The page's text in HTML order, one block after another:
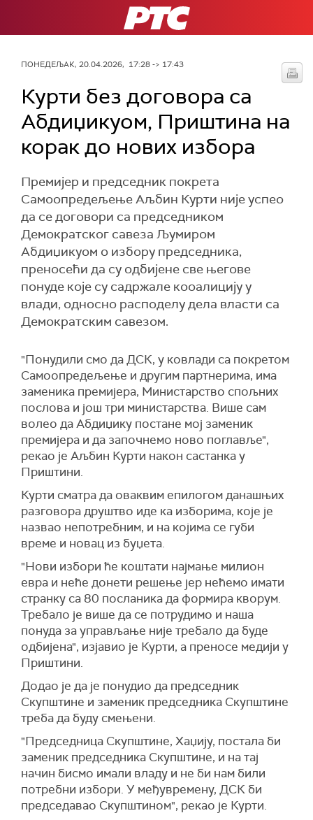
РТС
ПОНЕДЕЉАК, 20.04.2026, 17:28 -> 17:43
Курти без договора са
Абдиџикуом, Приштина на
корак до нових избора
Премијер и председник покрета
Самоопредељење Аљбин Курти није успео
да се договори са председником
Демократског савеза Љумиром
Абдиџикуом о избору председника,
преносећи да су одбијене све његове
понуде које су садржале кооалицију у
влади, односно расподелу дела власти са
Демократским савезом.
"Понудили смо да ДСК, у ковлади са покретом
Самоопредељење и другим партнерима, има
заменика премијера, Министарство спољних
послова и још три министарства. Више сам
волео да Абдиџику постане мој заменик
премијера и да започнемо ново поглавље",
рекао је Аљбин Курти након састанка у
Приштини.
Курти сматра да оваквим епилогом данашњих
разговора друштво иде ка изборима, које је
назвао непотребним, и на којима се губи
време и новац из буџета.
"Нови избори ће коштати најмање милион
евра и неће донети решење јер нећемо имати
странку са 80 посланика да формира кворум.
Требало је више да се потрудимо и наша
понуда за управљање није требало да буде
одбијена", изјавио је Курти, а преносе медији у
Приштини.
Додао је да је понудио да председник
Скупштине и заменик председника Скупштине
треба да буду смењени.
"Председница Скупштине, Хаџију, постала би
заменик председника Скупштине, и на тај
начин бисмо имали владу и не би нам били
потребни избори. У међувремену, ДСК би
председавао Скупштином", рекао је Курти.